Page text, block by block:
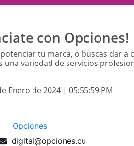
con Opciones!
tu marca, o buscas dar
una variedad de servicios
Enero de 2024 | 05:55:59 PM
Opciones
digital@opciones.cu